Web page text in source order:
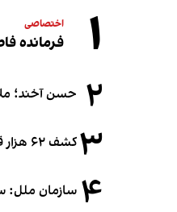
۱ اختصاصی
فرمانده
۲ حسن آخند؛
۳کشف ۶۲ هزار قوطی نوشابه انرژی‌زای تقلبی ساخت افغانستان در آلمان
۴ سازمان ملل: